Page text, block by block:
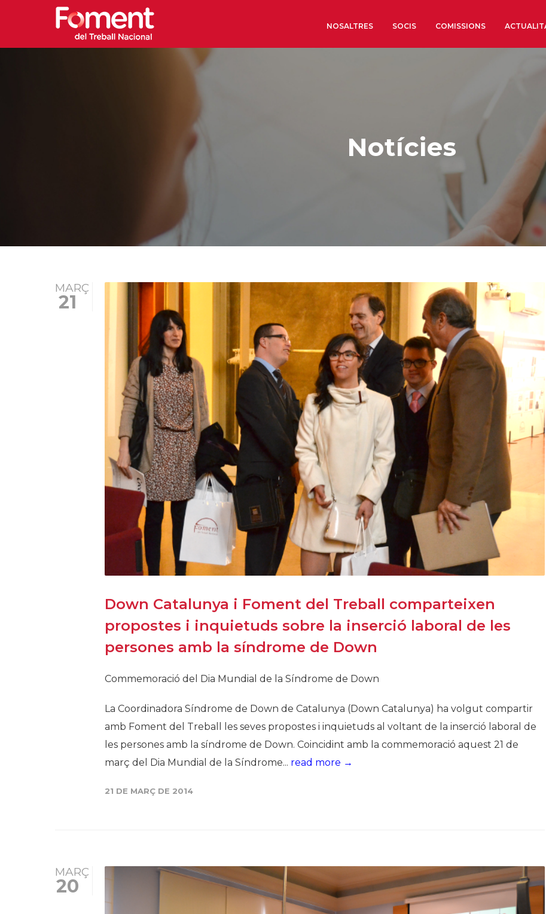
NOSALTRES
Òrgans Consultius
Estructura Executiva
Institut d’Estudis
Societat Barcelonesa
Econòmics i Socials
Organitzacions territorials
Organitzacions sectorials
Història
Galeria de Presidents
Biblioteca Arxiu
Seu Social
SOCIS COMISSIONS
Notícies
MARÇ
21
Down Catalunya i Foment del Treball comparteixen
propostes i inquietuds sobre la inserció laboral de les
persones amb la síndrome de Down
​Commemoració del Dia Mundial de la Síndrome de Down
La Coordinadora Síndrome de Down de Catalunya (Down Catalunya) ha volgut compartir
amb Foment del Treball les seves propostes i inquietuds al voltant de la inserció laboral de
les persones amb la síndrome de Down. Coincidint amb la commemoració aquest 21 de
març del Dia Mundial de la Síndrome... read more →
21 DE MARÇ DE 2014
MARÇ
20